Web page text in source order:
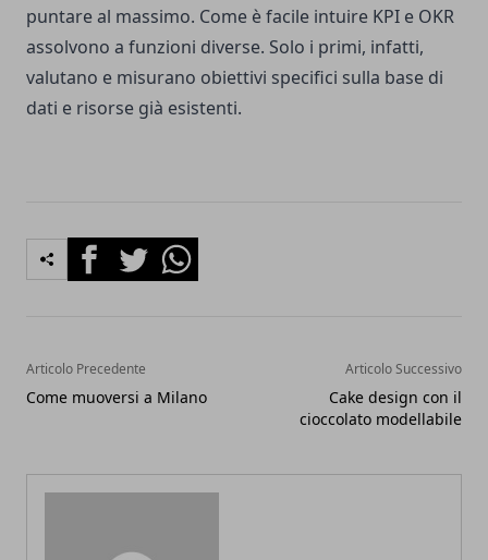
puntare al massimo. Come è facile intuire KPI e OKR
assolvono a funzioni diverse. Solo i primi, infatti,
valutano e misurano obiettivi specifici sulla base di
dati e risorse già esistenti.
FacebookTwitterWhatsapp
Articolo Precedente
Come muoversi a Milano
Articolo Successivo
Cake design con il
cioccolato modellabile